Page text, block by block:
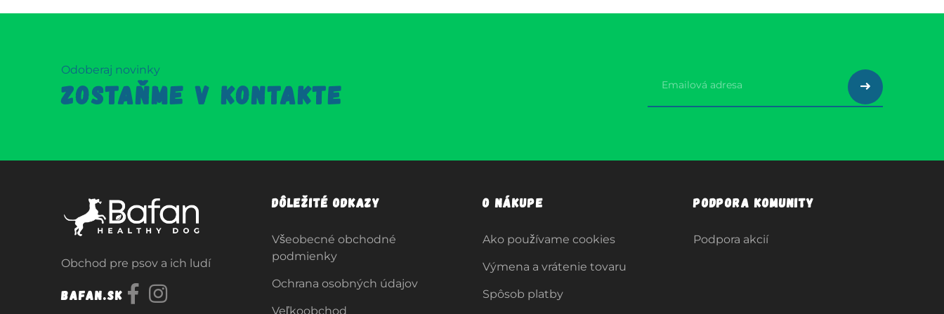
Odoberaj novinky
ZOSTAŇME V KONTAKTE
Obchod pre psov a ich ludí
Bafan.sk
Dôležité odkazy
Všeobecné obchodné
podmienky
Ochrana osobných údajov
Veľkoobchod
O nákupe
Ako používame cookies
Výmena a vrátenie tovaru
Spôsob platby
Podpora komunity
Podpora akcií